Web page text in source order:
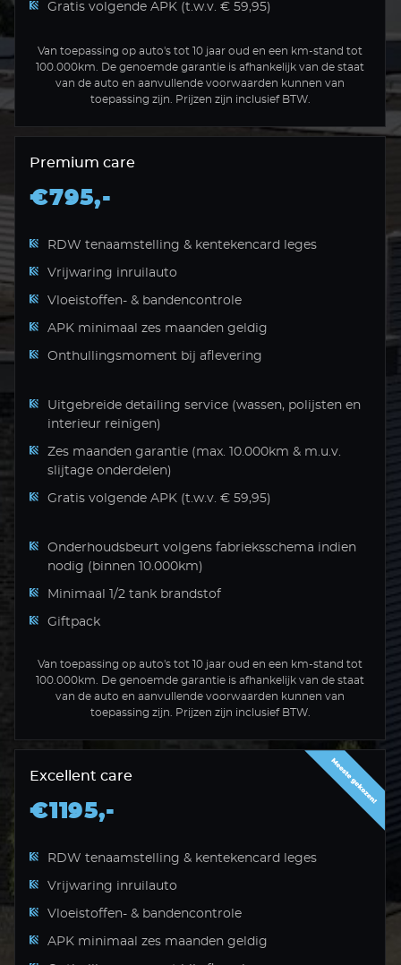
Gratis volgende APK (t.w.v. € 59,95)
Van toepassing op auto's tot 10 jaar oud en een km-stand tot
100.000km. De genoemde garantie is afhankelijk van de staat
van de auto en aanvullende voorwaarden kunnen van
toepassing zijn. Prijzen zijn inclusief BTW.
Premium care
€795,-
RDW tenaamstelling & kentekencard leges
Vrijwaring inruilauto
Vloeistoffen- & bandencontrole
APK minimaal zes maanden geldig
Onthullingsmoment bij aflevering
Uitgebreide detailing service (wassen, polijsten en
interieur reinigen)
Zes maanden garantie (max. 10.000km & m.u.v.
slijtage onderdelen)
Gratis volgende APK (t.w.v. € 59,95)
Onderhoudsbeurt volgens fabrieksschema indien
nodig (binnen 10.000km)
Minimaal 1/2 tank brandstof
Giftpack
Van toepassing op auto's tot 10 jaar oud en een km-stand tot
100.000km. De genoemde garantie is afhankelijk van de staat
van de auto en aanvullende voorwaarden kunnen van
toepassing zijn. Prijzen zijn inclusief BTW.
Excellent care
€1195,-
RDW tenaamstelling & kentekencard leges
Vrijwaring inruilauto
Vloeistoffen- & bandencontrole
APK minimaal zes maanden geldig